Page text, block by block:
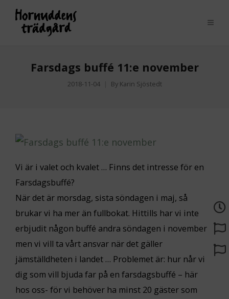
Farsdags buffé 11:e november
2018-11-04 By Karin Sjöstedt
Vi är i valet och kvalet … Finns det intresse för en
Farsdagsbuffé?
När det är morsdag, sista söndagen i maj, så
brukar vi ha mer än fullbokat. Hittills har vi inte
erbjudit någon buffé andra söndagen i november
men vi vill ta vårt ansvar när det gäller
jämställdheten i landet … Problemet är: hur når vi
dig som vill bjuda far på en farsdagsbuffé – här
hos oss- för vi behöver ha minst 20 gäster som